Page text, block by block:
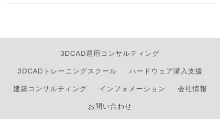
3DCAD運用コンサルティング
3DCADトレーニングスクール ハードウェア購入支援
建築コンサルティング インフォメーション 会社情報
お問い合わせ